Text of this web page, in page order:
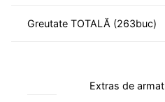
Greutate TOTALĂ (263buc)
Extras de